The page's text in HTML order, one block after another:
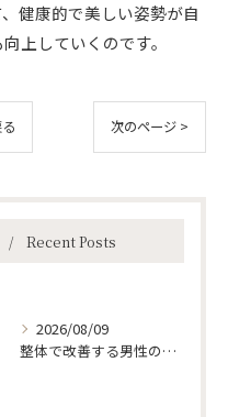
健康的で美しい姿勢が自
上していくのです。
次のページ >
Recent Posts
2026/08/09
整体で改善する男性の姿勢歩行術